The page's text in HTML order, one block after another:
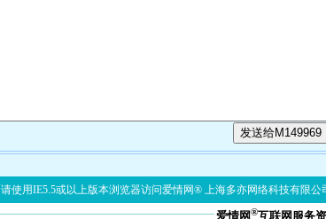
发送给M149969
请使用IE5.5或以上版本浏览器访问爱情网® 上海多亦网络科技有限公
爱情网®互联网服务